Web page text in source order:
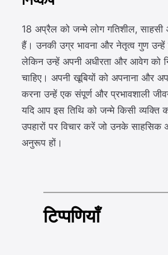
18 अप्रैल को जन्मे लोग गतिशील, साहसी
हैं। उनकी उग्र भावना और नेतृत्व गुण
लेकिन उन्हें अपनी अधीरता और आवेग को
चाहिए। अपनी खूबियों को अपनाना और
करना उन्हें एक संपूर्ण और प्रभावशाली
यदि आप इस तिथि को जन्मे किसी व्यक्ति
उपहारों पर विचार करें जो उनके
अनुरूप हों।
टिप्पणियाँ